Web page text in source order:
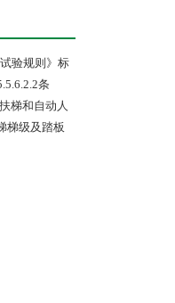
验规则》标
条
梯和自动人
梯级及踏板